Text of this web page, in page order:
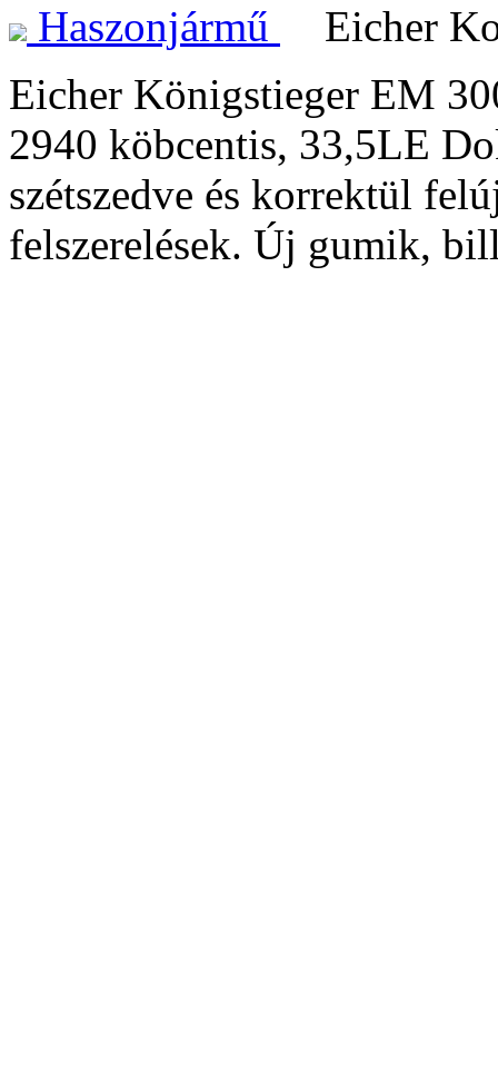
Haszonjármű
Eicher
Eicher Königstieger EM
2940 köbcentis, 33,5LE
szétszedve és korrektül
felszerelések. Új gumik,